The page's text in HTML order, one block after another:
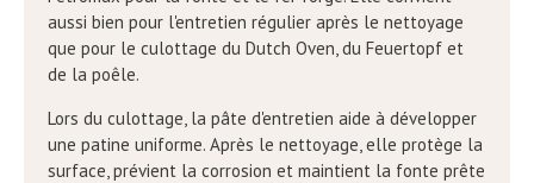
aussi bien pour l'entretien régulier après le nettoyage
que pour le culottage du Dutch Oven, du Feuertopf et
de la poêle.
Lors du culottage, la pâte d'entretien aide à développer
une patine uniforme. Après le nettoyage, elle protège la
surface, prévient la corrosion et maintient la fonte prête